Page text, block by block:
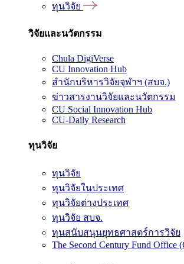
ทุนวิจัย
วิจัยและนวัตกรรม
Chula DigiVerse
CU Innovation Hub
สำนักบริหารวิจัยจุฬาฯ (สบจ.)
ข่าวสารงานวิจัยและนวัตกรรม
CU Social Innovation Hub
CU-Daily Research
ทุนวิจัย
ทุนวิจัย
ทุนวิจัยในประเทศ
ทุนวิจัยต่างประเทศ
ทุนวิจัย สบจ.
ทุนสนับสนุนยุทธศาสตร์การวิจัย
The Second Century Fund Office